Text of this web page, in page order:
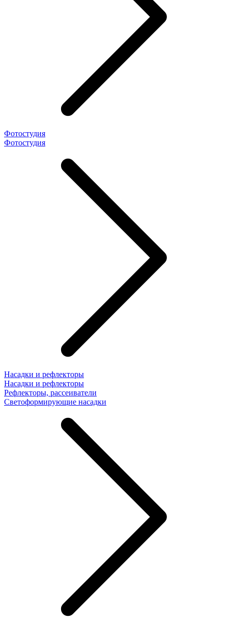
Фотостудия
Фотостудия
Насадки и рефлекторы
Насадки и рефлекторы
Рефлекторы, рассеиватели
Светоформирующие насадки